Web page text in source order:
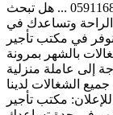
مكتب تأجير شغالات بالشهر بجدة 0591168434 ... هل تبحث
توفر الراحة وتساعدك في
نوفر في مكتب تأجير
بالشهر بمرونة
إلى عاملة منزلية
الشغالات لدينا
مكتب تأجير